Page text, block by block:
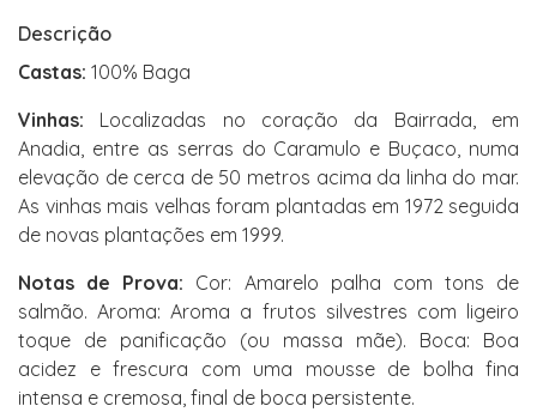
Descrição
Castas: 100% Baga
Vinhas: Localizadas no coração da Bairrada, em
Anadia, entre as serras do Caramulo e Buçaco, numa
elevação de cerca de 50 metros acima da linha do mar.
As vinhas mais velhas foram plantadas em 1972 seguida
de novas plantações em 1999.
Notas de Prova: Cor: Amarelo palha com tons de
salmão. Aroma: Aroma a frutos silvestres com ligeiro
toque de panificação (ou massa mãe). Boca: Boa
acidez e frescura com uma mousse de bolha fina
intensa e cremosa, final de boca persistente.